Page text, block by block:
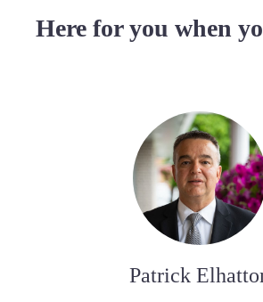
Here for you when
Patrick